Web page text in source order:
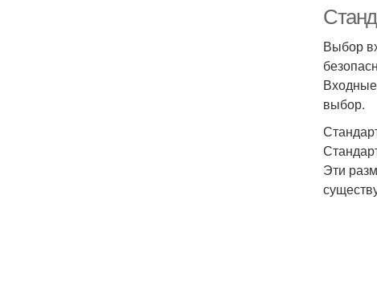
Выбор
выбор.
Эти